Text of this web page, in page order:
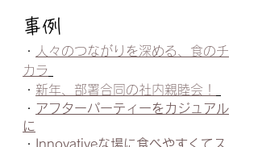
事例
・
人々のつながりを深める、食のチ
カラ
・ 新年、部署合同の社内親睦会！
・ アフターパーティーをカジュアル
に
・
Innovativeな場に食べやすくてス